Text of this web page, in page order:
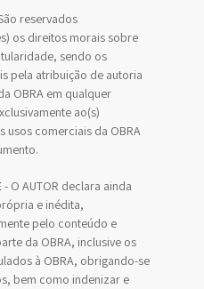
reservados
os direitos morais sobre
sendo os
pela atribuição de autoria
OBRA em qualquer
ao(s)
usos comerciais da OBRA
- O AUTOR declara ainda
e inédita,
pelo conteúdo e
da OBRA, inclusive os
à OBRA, obrigando-se
bem como indenizar e